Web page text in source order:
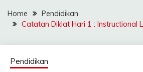
Home
Pendidikan
Catatan Diklat Hari 1 : Instructional
Pendidikan